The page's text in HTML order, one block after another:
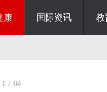
康 国际资讯 教
07-04